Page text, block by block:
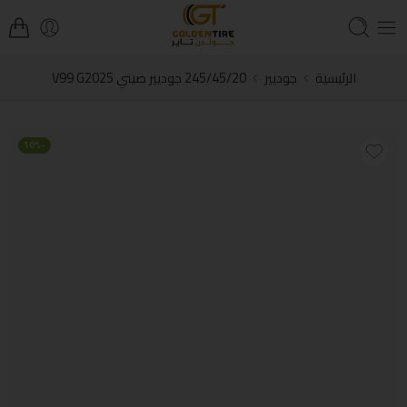
الرئيسية جوديير 245/45/20 جوديير صيني V99 G2025
-10%